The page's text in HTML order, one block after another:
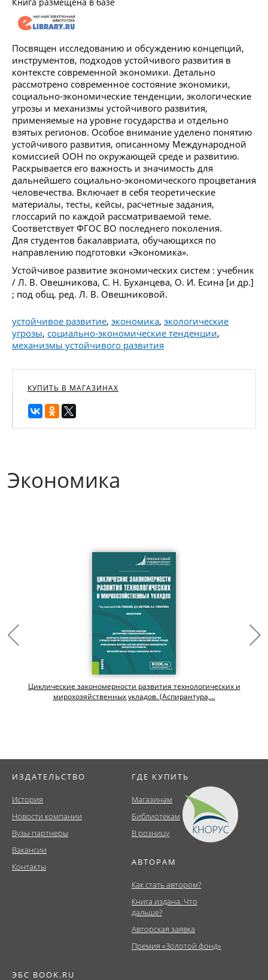
Посвящен исследованию и обсуждению концепций,
инструментов, подходов устойчивого развития в
контексте современной экономики. Детально
рассмотрено современное состояние экономики,
социально-экономические тенденции, экологические
угрозы и механизмы устойчивого развития,
применяемые на уровне государства и отдельно
взятых регионов. Особое внимание уделено понятию
устойчивого развития, описанному Международной
комиссией ООН по окружающей среде и развитию.
Раскрывается его важность и значимость для
дальнейшего социально-экономического процветания
человечества. Включает в себя теоретические
материалы, тесты, кейсы, расчетные задания,
глоссарий по каждой рассматриваемой теме.
Соответствует ФГОС ВО последнего поколения.
Для студентов бакалавриата, обучающихся по
направлению подготовки «Экономика».
Устойчивое развитие экономических систем : учебник
/ Л. В. Овешникова, С. Н. Буханцева, О. И. Есина [и др.]
; под общ. ред. Л. В. Овешниковой.
устойчивое развитие, экономика, экологические
угрозы, социально-экономические тенденции,
механизмы устойчивого развития
КУПИТЬ В МАГАЗИНАХ
Экономика
Циклические закономерности развития технологических и
мирохозяйственных укладов. (Аспирантура,...
ИЗДАТЕЛЬСТВО
История
Новости компании
Вузы-партнеры
Вакансии
Контакты
ГДЕ КУПИТЬ
Магазинам
Библиотекам
В розницу
АВТОРАМ
Как стать автором?
Книга издана. Что
дальше?
Авторская заявка
Премия «Золотой фонд»
ЭБС BOOK.RU